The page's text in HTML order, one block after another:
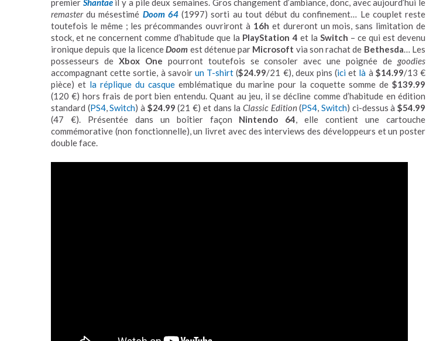
premier Shantaeil y a pile deux semaines. Gros changement d’ambiance, donc, avec aujourd’hui le
remasterdu mésestimé Doom 64(1997) sorti au tout début du confinement… Le couplet reste
toutefois le même ; les précommandes ouvriront à 16h et dureront un mois, sans limitation de
stock, et ne concernent comme d’habitude que la PlayStation 4 et la Switch – ce qui est devenu
ironique depuis que la licenceDoom est détenue par Microsoft via son rachat de Bethesda… Les
possesseurs de Xbox One pourront toutefois se consoler avec une poignée degoodies
accompagnant cette sortie, à savoir un T-shirt ($24.99/21 €), deux pins (ici et là à $14.99/13 €
pièce) et la réplique du casqueemblématique du marine pour la coquette somme de$139.99
(120 €) hors frais de port bien entendu. Quant au jeu, il se décline comme d’habitude en édition
standard (PS4,Switch) à $24.99 (21 €) et dans la Classic Edition(PS4, Switch) ci-dessus à $54.99
(47 €). Présentée dans un boîtier façon Nintendo 64, elle contient une cartouche
commémorative (non fonctionnelle), un livret avec des interviews des développeurs et un poster
double face.